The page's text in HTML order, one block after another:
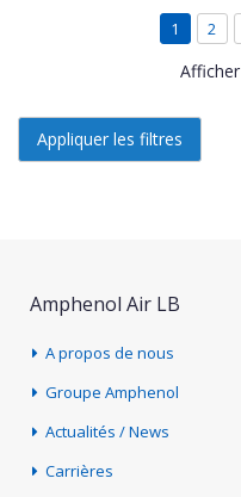
Page
Vous
1 Page
2
Afficher
Appliquer les filtres
Amphenol Air LB
A propos de nous
Groupe Amphenol
Actualités / News
Carrières